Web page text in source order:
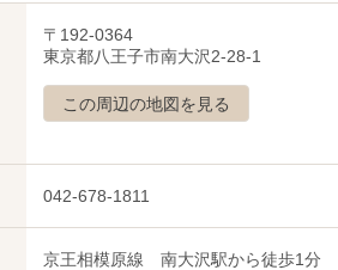
〒192-0364
東京都八王子市南大沢2-28-1
この周辺の地図を見る
042-678-1811
京王相模原線 南大沢駅から徒歩1分